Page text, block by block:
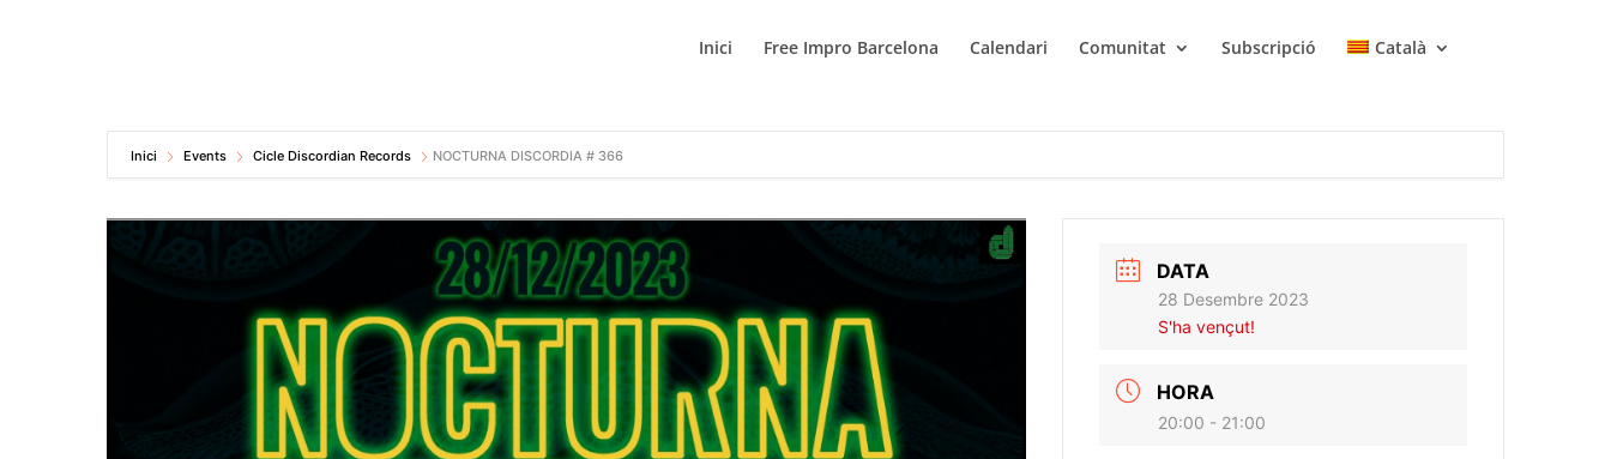
Inici Free Impro Barcelona Calendari Comunitat Subscripció Català
Inici Events Cicle Discordian Records NOCTURNA DISCORDIA # 366
DATA
28 Desembre 2023
S'ha vençut!
HORA
20:00 - 21:00